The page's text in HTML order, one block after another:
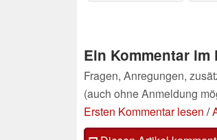
Ein Kommentar im
Fragen, Anregungen,
(auch ohne Anmeldung
Ersten Kommentar lesen /